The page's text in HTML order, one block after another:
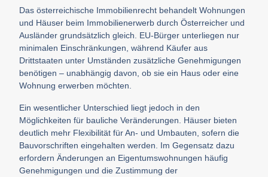
Das österreichische Immobilienrecht behandelt Wohnungen
und Häuser beim Immobilienerwerb durch Österreicher und
Ausländer grundsätzlich gleich. EU-Bürger unterliegen nur
minimalen Einschränkungen, während Käufer aus
Drittstaaten unter Umständen zusätzliche Genehmigungen
benötigen – unabhängig davon, ob sie ein Haus oder eine
Wohnung erwerben möchten.
Ein wesentlicher Unterschied liegt jedoch in den
Möglichkeiten für bauliche Veränderungen. Häuser bieten
deutlich mehr Flexibilität für An- und Umbauten, sofern die
Bauvorschriften eingehalten werden. Im Gegensatz dazu
erfordern Änderungen an Eigentumswohnungen häufig
Genehmigungen und die Zustimmung der